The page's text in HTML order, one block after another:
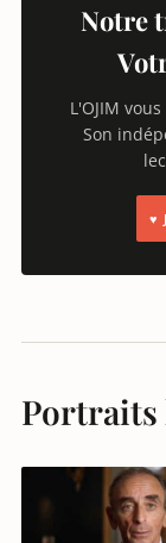
Notre
L'OJIM
Son
♥
Portraits